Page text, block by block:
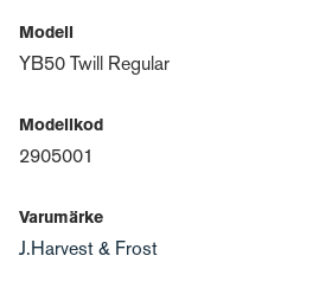
Modell
YB50 Twill Regular
Modellkod
2905001
Varumärke
J.Harvest & Frost